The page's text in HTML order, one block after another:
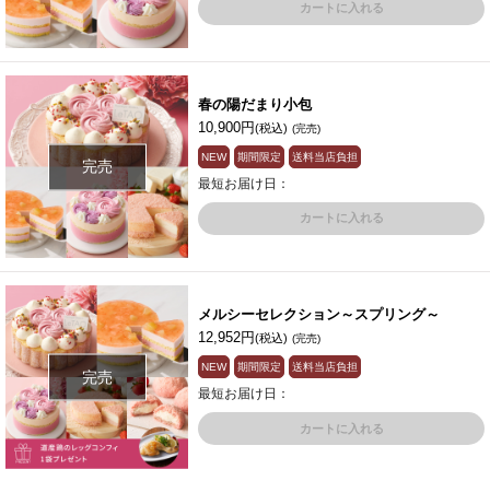
カートに入れる
完売
春の陽だまり小包
10,900円(税込) (完売)
NEW 期間限定 送料当店負担
最短お届け日：
カートに入れる
完売
メルシーセレクション～スプリング～
12,952円(税込) (完売)
NEW 期間限定 送料当店負担
最短お届け日：
カートに入れる